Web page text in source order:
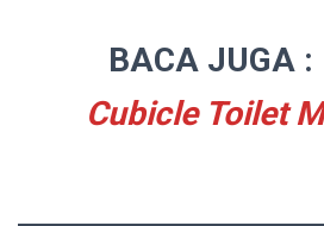
BACA JUGA :
Cubicle Toilet